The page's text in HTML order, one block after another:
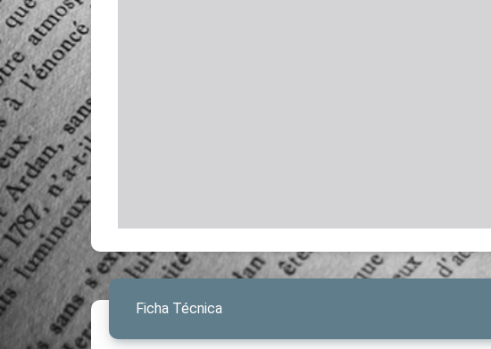
Ficha Técnica